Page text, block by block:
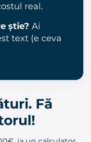
real.
știe? Ai
text (e ceva
Fă